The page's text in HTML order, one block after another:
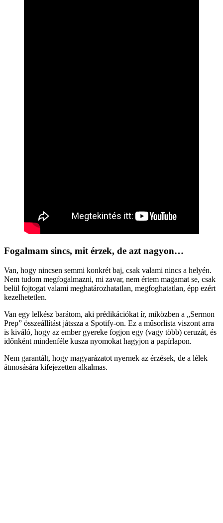
Fogalmam sincs, mit érzek, de azt nagyon…
Van, hogy nincsen semmi konkrét baj, csak valami nincs a helyén.
Nem tudom megfogalmazni, mi zavar, nem értem magamat se, csak
belül fojtogat valami meghatározhatatlan, megfoghatatlan, épp ezért
kezelhetetlen.
Van egy lelkész barátom, aki prédikációkat ír, miközben a „Sermon
Prep” összeállítást játssza a Spotify-on. Ez a műsorlista viszont arra
is kiváló, hogy az ember gyereke fogjon egy (vagy több) ceruzát, és
időnként mindenféle kusza nyomokat hagyjon a papírlapon.
Nem garantált, hogy magyarázatot nyernek az érzések, de a lélek
átmosására kifejezetten alkalmas.